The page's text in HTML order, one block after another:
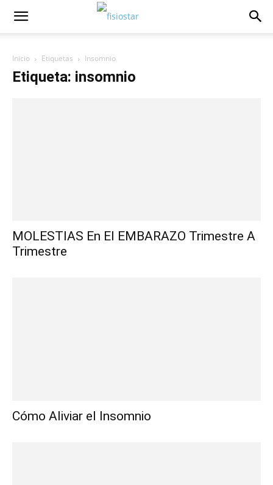
Inicio Etiquetas Insomnio
Etiqueta: insomnio
MOLESTIAS En El EMBARAZO Trimestre A
Trimestre
Cómo Aliviar el Insomnio